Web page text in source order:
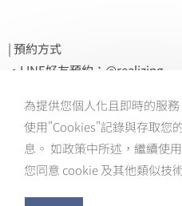
| 預約方式
・LINE好友預約：@realizing
為提供您個人化且即時的服
使用"Cookies"記錄與存取您
息。 如政策中所述，繼續使
您同意 cookie 及其他類似技